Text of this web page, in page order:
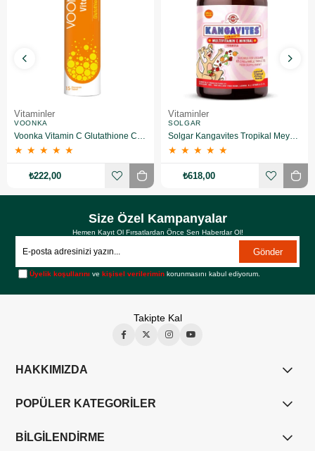
Vitaminler
VOONKA
Voonka Vitamin C Glutathione Complex Efervesan 15 Tablet
★ ★ ★ ★ ★
₺222,00
Vitaminler
SOLGAR
Solgar Kangavites Tropikal Meyve Aromalı 60 Tablet
★ ★ ★ ★ ★
₺618,00
Size Özel Kampanyalar
Hemen Kayıt Ol Fırsatlardan Önce Sen Haberdar Ol!
Gönder
Üyelik koşullarını vekişisel verilerimin korunmasını kabul ediyorum.
Takipte Kal
HAKKIMIZDA
POPÜLER KATEGORİLER
BİLGİLENDİRME